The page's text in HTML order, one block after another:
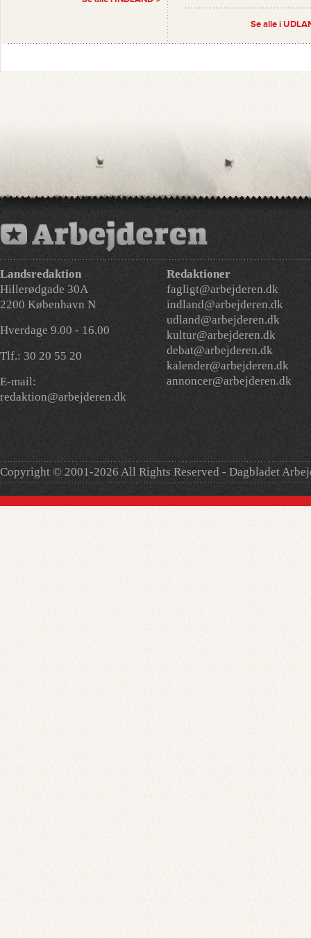
Se alle i
Landsredaktion
Hillerødgade 30A
2200 København N
Hverdage 9.00 - 16.00
Tlf.: 30 20 55 20
E-mail:
redaktion@arbejderen.dk
Redaktioner
fagligt@arbejderen.dk
indland@arbejderen.dk
udland@arbejderen.dk
kultur@arbejderen.dk
debat@arbejderen.dk
kalender@arbejderen.dk
annoncer@arbejderen.dk
Copyright © 2001-2026 All Rights Reserved - Dagbladet